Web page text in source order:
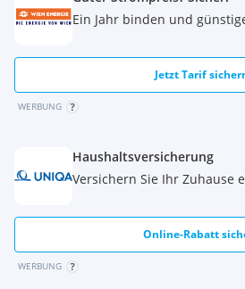
Ein Jahr binden und
Jetzt Tarif
WERBUNG
Haushaltsversicherung
Versichern Sie Ihr Zuhause
Online-Rabatt
WERBUNG